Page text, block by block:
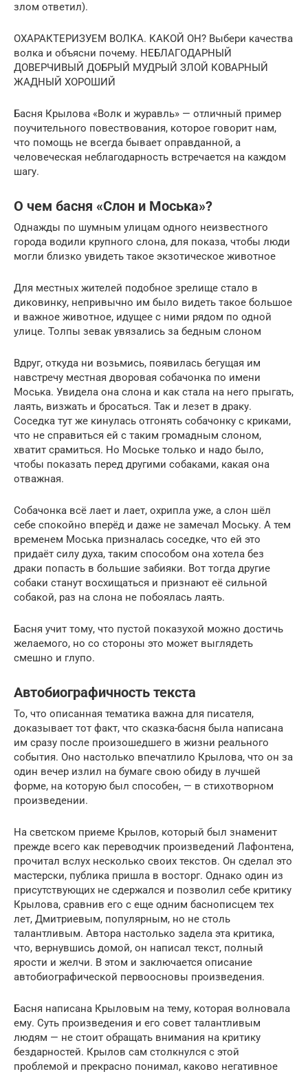
злом ответил).
ОХАРАКТЕРИЗУЕМ ВОЛКА. КАКОЙ ОН? Выбери качества
волка и объясни почему. НЕБЛАГОДАРНЫЙ
ДОВЕРЧИВЫЙ ДОБРЫЙ МУДРЫЙ ЗЛОЙ КОВАРНЫЙ
ЖАДНЫЙ ХОРОШИЙ
Басня Крылова «Волк и журавль» — отличный пример
поучительного повествования, которое говорит нам,
что помощь не всегда бывает оправданной, а
человеческая неблагодарность встречается на каждом
шагу.
О чем басня «Слон и Моська»?
Однажды по шумным улицам одного неизвестного
города водили крупного слона, для показа, чтобы люди
могли близко увидеть такое экзотическое животное
Для местных жителей подобное зрелище стало в
диковинку, непривычно им было видеть такое большое
и важное животное, идущее с ними рядом по одной
улице. Толпы зевак увязались за бедным слоном
Вдруг, откуда ни возьмись, появилась бегущая им
навстречу местная дворовая собачонка по имени
Моська. Увидела она слона и как стала на него прыгать,
лаять, визжать и бросаться. Так и лезет в драку.
Соседка тут же кинулась отгонять собачонку с криками,
что не справиться ей с таким громадным слоном,
хватит срамиться. Но Моське только и надо было,
чтобы показать перед другими собаками, какая она
отважная.
Собачонка всё лает и лает, охрипла уже, а слон шёл
себе спокойно вперёд и даже не замечал Моську. А тем
временем Моська призналась соседке, что ей это
придаёт силу духа, таким способом она хотела без
драки попасть в большие забияки. Вот тогда другие
собаки станут восхищаться и признают её сильной
собакой, раз на слона не побоялась лаять.
Басня учит тому, что пустой показухой можно достичь
желаемого, но со стороны это может выглядеть
смешно и глупо.
Автобиографичность текста
То, что описанная тематика важна для писателя,
доказывает тот факт, что сказка-басня была написана
им сразу после произошедшего в жизни реального
события. Оно настолько впечатлило Крылова, что он за
один вечер излил на бумаге свою обиду в лучшей
форме, на которую был способен, — в стихотворном
произведении.
На светском приеме Крылов, который был знаменит
прежде всего как переводчик произведений Лафонтена,
прочитал вслух несколько своих текстов. Он сделал это
мастерски, публика пришла в восторг. Однако один из
присутствующих не сдержался и позволил себе критику
Крылова, сравнив его с еще одним баснописцем тех
лет, Дмитриевым, популярным, но не столь
талантливым. Автора настолько задела эта критика,
что, вернувшись домой, он написал текст, полный
ярости и желчи. В этом и заключается описание
автобиографической первоосновы произведения.
Басня написана Крыловым на тему, которая волновала
ему. Суть произведения и его совет талантливым
людям — не стоит обращать внимания на критику
бездарностей. Крылов сам столкнулся с этой
проблемой и прекрасно понимал, каково негативное